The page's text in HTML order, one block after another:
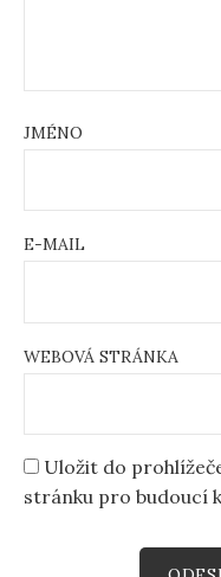
JMÉNO
E-MAIL
WEBOVÁ STRÁNKA
Uložit do
stránku pro budoucí